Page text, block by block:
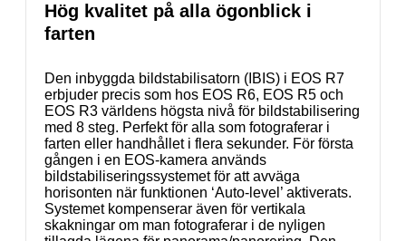
Hög kvalitet på alla ögonblick i
farten
Den inbyggda bildstabilisatorn (IBIS) i EOS R7
erbjuder precis som hos EOS R6, EOS R5 och
EOS R3 världens högsta nivå för bildstabilisering
med 8 steg. Perfekt för alla som fotograferar i
farten eller handhållet i flera sekunder. För första
gången i en EOS-kamera används
bildstabiliseringssystemet för att avväga
horisonten när funktionen ‘Auto-level’ aktiverats.
Systemet kompenserar även för vertikala
skakningar om man fotograferar i de nyligen